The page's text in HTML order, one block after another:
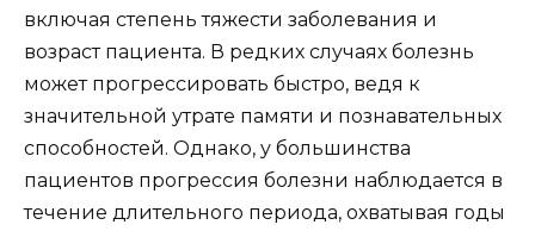
включая степень тяжести заболевания и
возраст пациента. В редких случаях болезнь
может прогрессировать быстро, ведя к
значительной утрате памяти и познавательных
способностей. Однако, у большинства
пациентов прогрессия болезни наблюдается в
течение длительного периода, охватывая годы